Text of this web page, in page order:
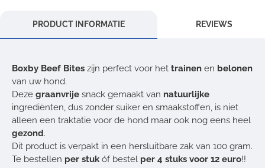
PRODUCT INFORMATIE REVIEWS
Boxby Beef Bites zijn perfect voor het trainen en belonen
van uw hond.
Deze graanvrije snack gemaakt van natuurlijke
ingrediënten, dus zonder suiker en smaakstoffen, is niet
alleen een traktatie voor de hond maar ook nog eens heel
gezond.
Dit product is verpakt in een hersluitbare zak van 100 gram.
Te bestellen per stukóf bestel per 4 stuks voor 12 euro!!